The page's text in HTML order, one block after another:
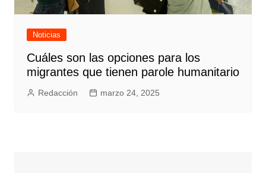
Noticias
Cuáles son las opciones para los
migrantes que tienen parole humanitario
Redacción marzo 24, 2025